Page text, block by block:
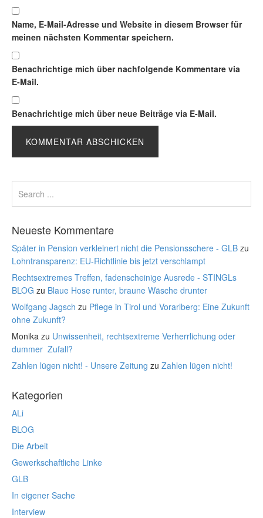
Name, E-Mail-Adresse und Website in diesem Browser für
meinen nächsten Kommentar speichern.
Benachrichtige mich über nachfolgende Kommentare via
E-Mail.
Benachrichtige mich über neue Beiträge via E-Mail.
Neueste Kommentare
Später in Pension verkleinert nicht die Pensionsschere - GLB zu
Lohntransparenz: EU-Richtlinie bis jetzt verschlampt
Rechtsextremes Treffen, fadenscheinige Ausrede - STINGLs
BLOG zu Blaue Hose runter, braune Wäsche drunter
Wolfgang Jagsch zu Pflege in Tirol und Vorarlberg: Eine Zukunft
ohne Zukunft?
Monika zu Unwissenheit, rechtsextreme Verherrlichung oder
dummer Zufall?
Zahlen lügen nicht! - Unsere Zeitung zu Zahlen lügen nicht!
Kategorien
ALi
BLOG
Die Arbeit
Gewerkschaftliche Linke
GLB
In eigener Sache
Interview